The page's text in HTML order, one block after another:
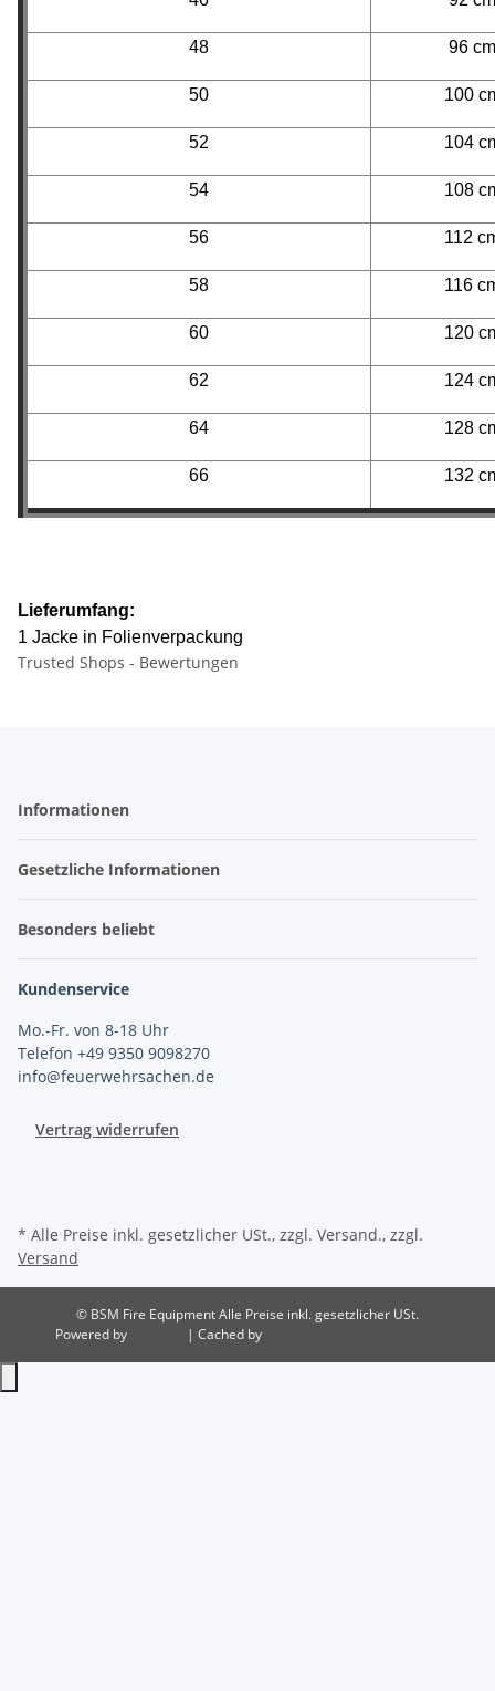
48 96 cm
50 100
52 104
54 108
56 112
58 116
60 120
62 124
64 128
66 132
Lieferumfang:
1 Jacke in Folienverpackung
Trusted Shops - Bewertungen
Informationen
Gesetzliche Informationen
Besonders beliebt
Kundenservice
Mo.-Fr. von 8-18 Uhr
Telefon +49 9350 9098270
info@feuerwehrsachen.de
Vertrag widerrufen
* Alle Preise inkl. gesetzlicher USt., zzgl. Versand., zzgl.
Versand
© BSM Fire EquipmentAlle Preise inkl. gesetzlicher USt.
Powered by
| Cached by